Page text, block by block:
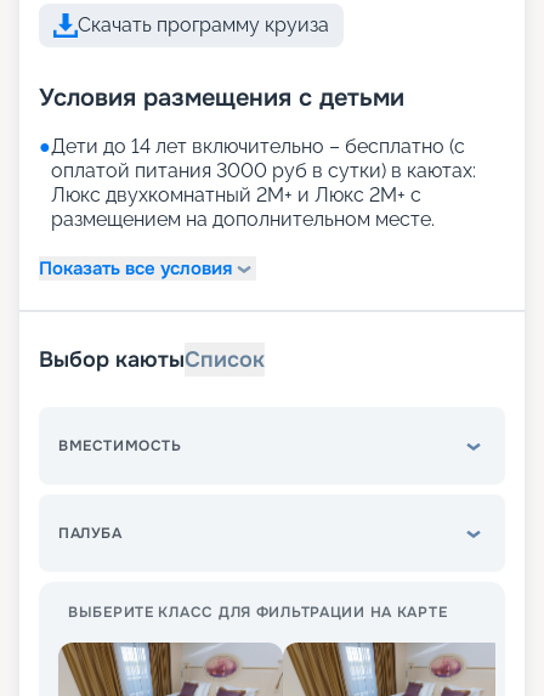
Скачать программу круиза
Условия размещения с детьми
●Дети до 14 лет включительно – бесплатно (с
оплатой питания 3000 руб в сутки) в каютах:
Люкс двухкомнатный 2М+ и Люкс 2М+ с
размещением на дополнительном месте.
Показать все условия
Выбор каютыСписок
ВМЕСТИМОСТЬ
ПАЛУБА
ВЫБЕРИТЕ КЛАСС ДЛЯ ФИЛЬТРАЦИИ НА КАРТЕ